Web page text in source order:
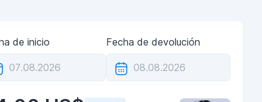
de inicio Fecha de devolución